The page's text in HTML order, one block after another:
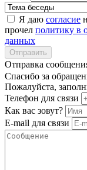
Я даю согласие
прочел политику в
данных
Отправить
Отправка
Спасибо за
Пожалуйста,
Телефон для связи
Как вас зовут?
E-mail для связи